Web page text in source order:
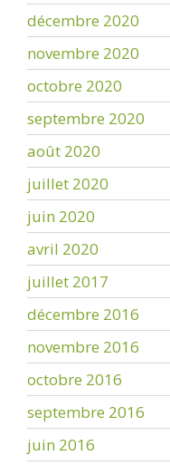
décembre 2020
novembre 2020
octobre 2020
septembre 2020
août 2020
juillet 2020
juin 2020
avril 2020
juillet 2017
décembre 2016
novembre 2016
octobre 2016
septembre 2016
juin 2016